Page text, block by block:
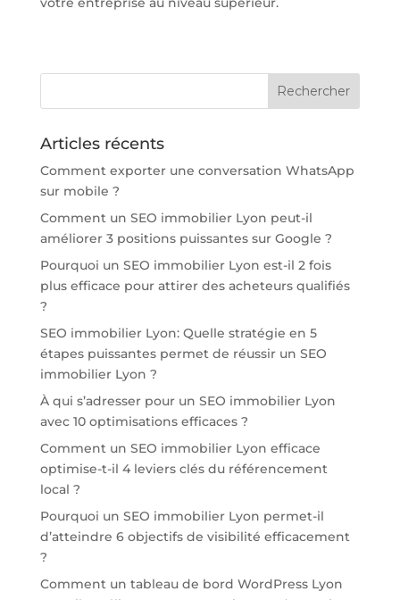
Articles récents
Comment exporter une conversation WhatsApp
sur mobile ?
Comment un SEO immobilier Lyon peut-il
améliorer 3 positions puissantes sur Google ?
Pourquoi un SEO immobilier Lyon est-il 2 fois
plus efficace pour attirer des acheteurs qualifiés
?
SEO immobilier Lyon: Quelle stratégie en 5
étapes puissantes permet de réussir un SEO
immobilier Lyon ?
À qui s’adresser pour un SEO immobilier Lyon
avec 10 optimisations efficaces ?
Comment un SEO immobilier Lyon efficace
optimise-t-il 4 leviers clés du référencement
local ?
Pourquoi un SEO immobilier Lyon permet-il
d’atteindre 6 objectifs de visibilité efficacement
?
Comment un tableau de bord WordPress Lyon